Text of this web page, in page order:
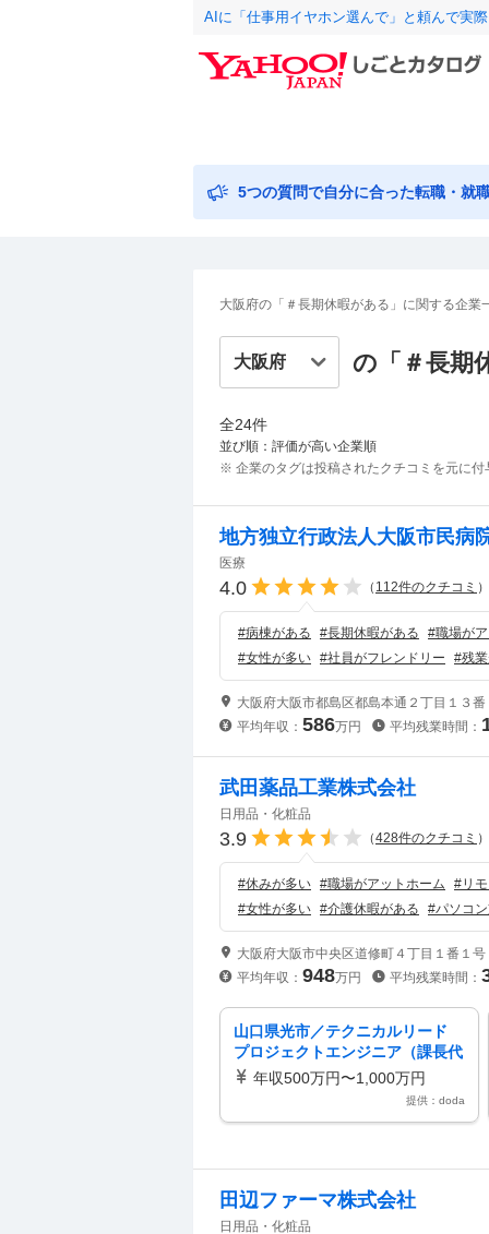
AIに「仕事用イヤホン選んで」と頼んで実
5つの質問で自分に合った転職・就
大阪府の「＃長期休暇がある」に関する企業
の「＃長期
全24件
並び順：評価が高い企業順
※ 企業のタグは投稿されたクチコミを元に付
地方独立行政法人大阪市民病
医療
4.0 （ 112件のクチコミ ）
#病棟がある #長期休暇がある #職場が
#女性が多い #社員がフレンドリー #残
大阪府大阪市都島区都島本通２丁目１３番
平均年収： 586万円 平均残業時間：
武田薬品工業株式会社
日用品・化粧品
3.9 （428件のクチコミ ）
#休みが多い #職場がアットホーム #リ
#女性が多い #介護休暇がある #パソコ
大阪府大阪市中央区道修町４丁目１番１号
平均年収： 948万円 平均残業時間：
山口県光市／テクニカルリード
プロジェクトエンジニア（課長代
理）年収500万円〜1,000万円
提供：doda
田辺ファーマ株式会社
日用品・化粧品